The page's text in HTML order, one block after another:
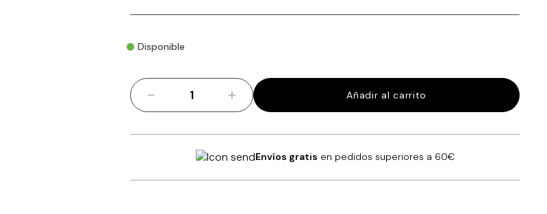
Disponible
-
Fregona
y
de
escurridor
+ Añadir al carrito
Envíos gratis en pedidos superiores a 60€